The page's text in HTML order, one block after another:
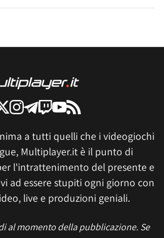
a tutti quelli che i videogiochi
Multiplayer.it è il punto di
l'intrattenimento del presente e
ad essere stupiti ogni giorno con
live e produzioni geniali.
al momento della pubblicazione. Se